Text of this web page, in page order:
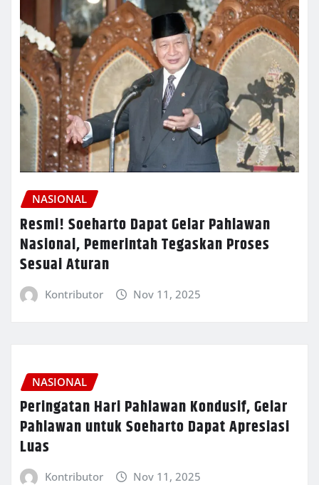
NASIONAL
Resmi! Soeharto Dapat Gelar Pahlawan
Nasional, Pemerintah Tegaskan Proses
Sesuai Aturan
Kontributor Nov 11, 2025
NASIONAL
Peringatan Hari Pahlawan Kondusif, Gelar
Pahlawan untuk Soeharto Dapat Apresiasi
Luas
Kontributor Nov 11, 2025